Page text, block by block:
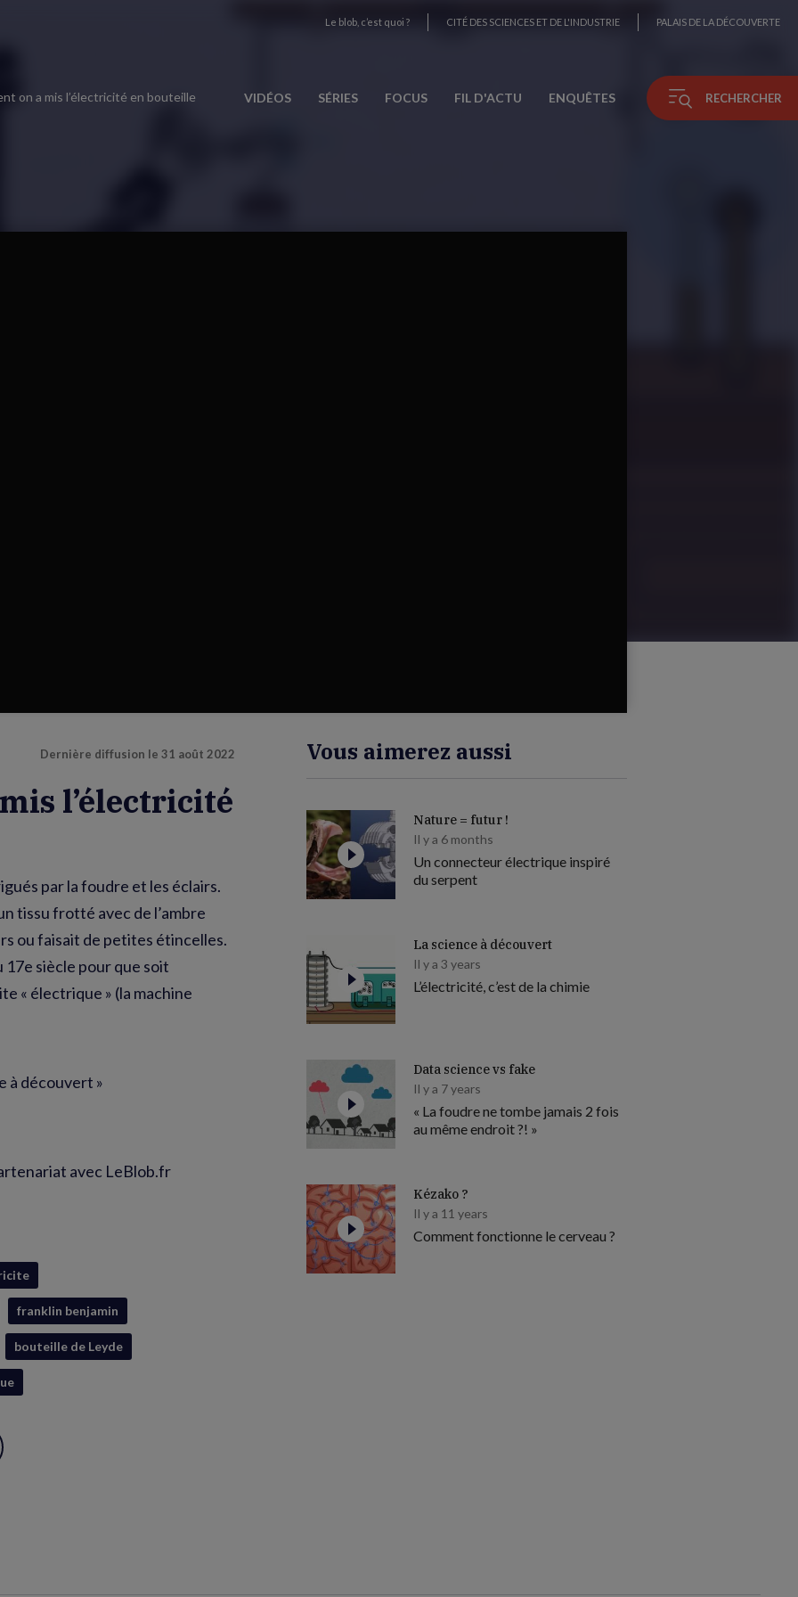
Le blob, c’est quoi ? CITÉ DES SCIENCES ET DE L'INDUSTRIE PALAIS DE LA DÉCOUVERTE
VIDÉOS SÉRIES FOCUS FIL D'ACTU ENQUÊTES RECHERCHER
on a mis l’électricité en bouteille
Dernière diffusion le 31 août 2022
l’électricité
par la foudre et les éclairs.
tissu frotté avec de l’ambre
ou faisait de petites étincelles.
17e siècle pour que soit
« électrique » (la machine
à découvert »
avec LeBlob.fr
franklin benjamin
bouteille de Leyde
Vous aimerez aussi
Nature = futur !
Il y a 6 months
Un connecteur électrique inspiré
du serpent
La science à découvert
Il y a 3 years
L’électricité, c’est de la chimie
Data science vs fake
Il y a 7 years
« La foudre ne tombe jamais 2 fois
au même endroit ?! »
Kézako ?
Il y a 11 years
Comment fonctionne le cerveau ?